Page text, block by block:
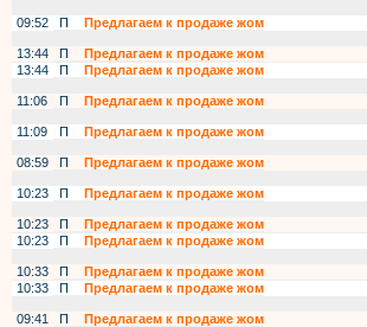
09:52
П Предлагаем к продаже жом
13:44
П Предлагаем к продаже жом
13:44
П Предлагаем к продаже жом
11:06
П Предлагаем к продаже жом
11:09
П Предлагаем к продаже жом
08:59
П Предлагаем к продаже жом
10:23
П Предлагаем к продаже жом
10:23
П Предлагаем к продаже жом
10:23
П Предлагаем к продаже жом
10:33
П Предлагаем к продаже жом
10:33
П Предлагаем к продаже жом
09:41
П Предлагаем к продаже жом